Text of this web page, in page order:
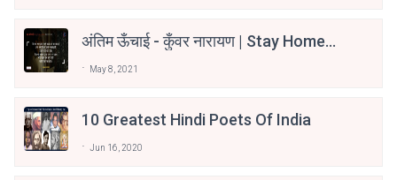
अंतिम ऊँचाई - कुँवर नारायण | Stay Home
May 8, 2021
10 Greatest Hindi Poets Of India
Jun 16, 2020